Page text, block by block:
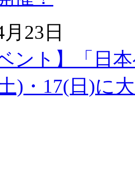
23日
ント】「日
)・17(日)に